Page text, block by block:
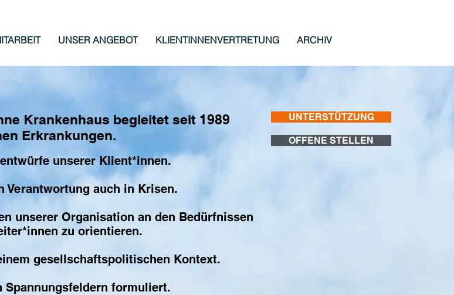
UNSER ANGEBOT KLIENTINNENVERTRETUNG ARCHIV
Krankenhaus begleitet seit 1989
Erkrankungen.
unserer Klient*innen.
Verantwortung auch in Krisen.
unserer Organisation an den Bedürfnissen
zu orientieren.
gesellschaftspolitischen Kontext.
Spannungsfeldern formuliert.
UNTERSTÜTZUNG
OFFENE STELLEN